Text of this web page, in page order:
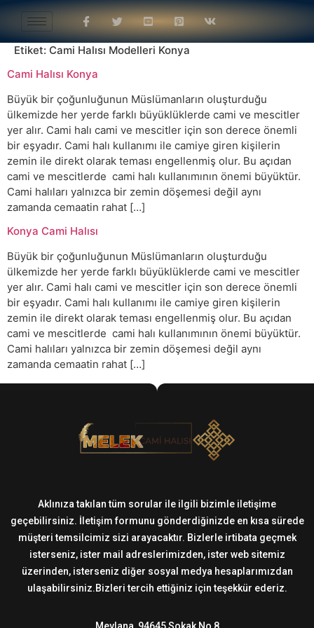
Etiket: Cami Halısı Modelleri Konya
Cami Halısı Konya
Büyük bir çoğunluğunun Müslümanların oluşturduğu
ülkemizde her yerde farklı büyüklüklerde cami ve mescitler
yer alır. Cami halı cami ve mescitler için son derece önemli
bir eşyadır. Cami halı kullanımı ile camiye giren kişilerin
zemin ile direkt olarak teması engellenmiş olur. Bu açıdan
cami ve mescitlerde cami halı kullanımının önemi büyüktür.
Cami halıları yalnızca bir zemin döşemesi değil aynı
zamanda cemaatin rahat […]
Konya Cami Halısı
Büyük bir çoğunluğunun Müslümanların oluşturduğu
ülkemizde her yerde farklı büyüklüklerde cami ve mescitler
yer alır. Cami halı cami ve mescitler için son derece önemli
bir eşyadır. Cami halı kullanımı ile camiye giren kişilerin
zemin ile direkt olarak teması engellenmiş olur. Bu açıdan
cami ve mescitlerde cami halı kullanımının önemi büyüktür.
Cami halıları yalnızca bir zemin döşemesi değil aynı
zamanda cemaatin rahat […]
Aklınıza takılan tüm sorular ile ilgili bizimle iletişime
geçebilirsiniz. İletişim formunu gönderdiğinizde en kısa sürede
müşteri temsilcimiz sizi arayacaktır. Bizlerle irtibata geçmek
isterseniz, ister mail adreslerimizden, ister web sitemiz
üzerinden, isterseniz diğer sosyal medya hesaplarımızdan
ulaşabilirsiniz.Bizleri tercih ettiğiniz için teşekkür ederiz.